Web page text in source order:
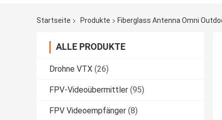
Startseite Produkte Fiberglass Antenna Omni
ALLE PRODUKTE
Drohne VTX (26)
FPV-Videoübermittler (95)
FPV Videoempfänger (8)